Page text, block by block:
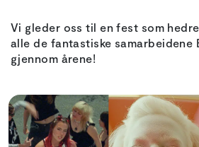
Vi gleder oss til en fest som
alle de fantastiske samarbeidene
gjennom årene!